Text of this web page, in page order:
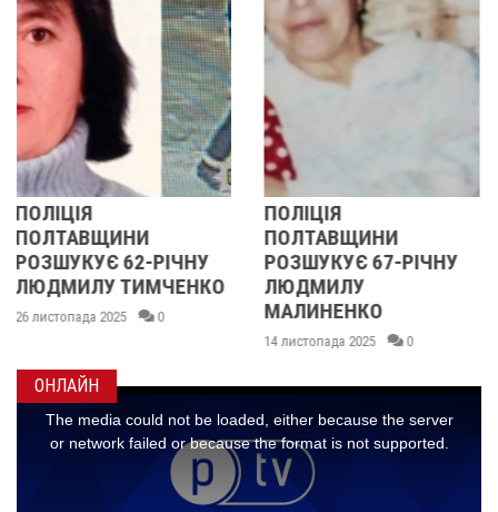
ПОЛІЦІЯ
ПОЛТАВЩИНИ
РОЗШУКУЄ 67-РІЧНУ
ЛЮДМИЛУ
МАЛИНЕНКО
У ПОЛТАВСЬКІЙ
ОБЛАСТІ
РОЗШУКУЮТЬ 62-
РІЧНУ ЗОЮ ГРАКОВУ
14 листопада 2025
ОНЛАЙН